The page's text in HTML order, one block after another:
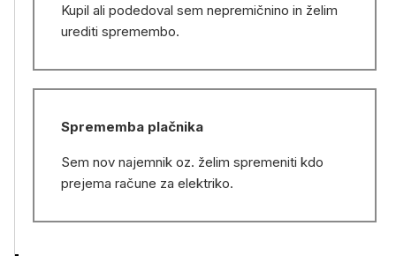
Kupil ali podedoval sem nepremičnino in želim
urediti spremembo.
Sprememba plačnika
Sem nov najemnik oz. želim spremeniti kdo
prejema račune za elektriko.